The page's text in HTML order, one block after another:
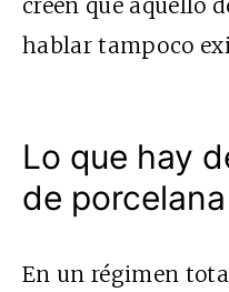
creen que aquello
hablar tampoco
Lo que hay
de porcelana
En un régimen